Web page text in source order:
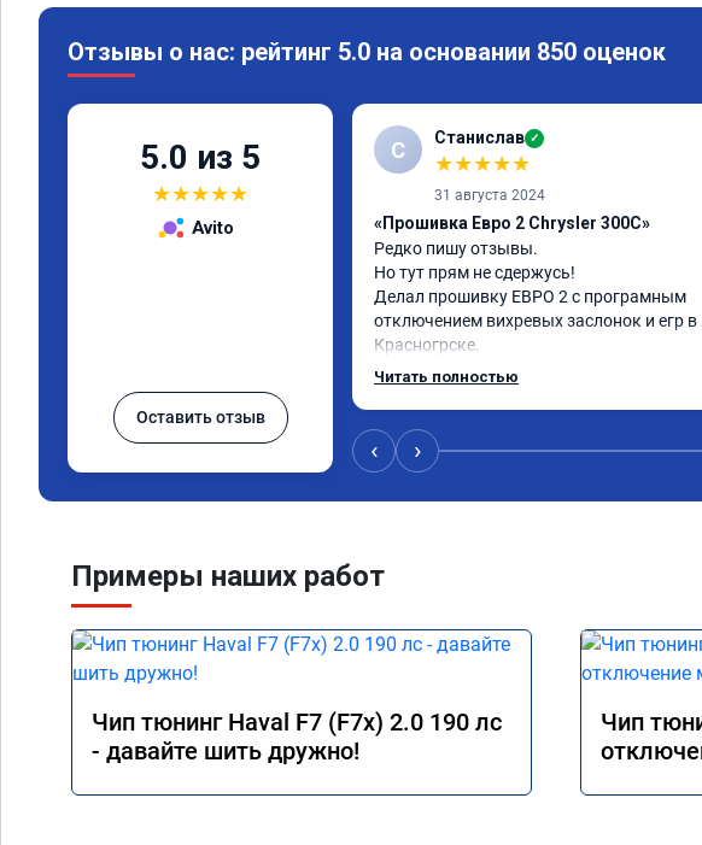
Отзывы о нас: рейтинг 5.0 на основании 850 оценок
5.0 из 5
★★★★★
Avito
Оставить отзыв
С Станислав ✓
★★★★★
31 августа 2024
«Прошивка Евро 2 Chrysler 300C»
Редко пишу отзывы.
Но тут прям не сдержусь!
Делал прошивку ЕВРО 2 с програмным
отключением вихревых заслонок и егр в
Красногрске.
Все прошло отлично,расход топлива
удаления вихревых заслонок в
режиме,но и до удаления их расход
Читать полностью
‹ ›
Примеры наших работ
Чип тюнинг Haval F7 (F7x) 2.0 190 лс
- давайте шить дружно!
Чип